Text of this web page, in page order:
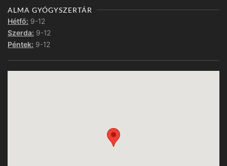
ALMA GYÓGYSZERTÁR
Hétfő: 9-12
Szerda: 9-12
Péntek: 9-12